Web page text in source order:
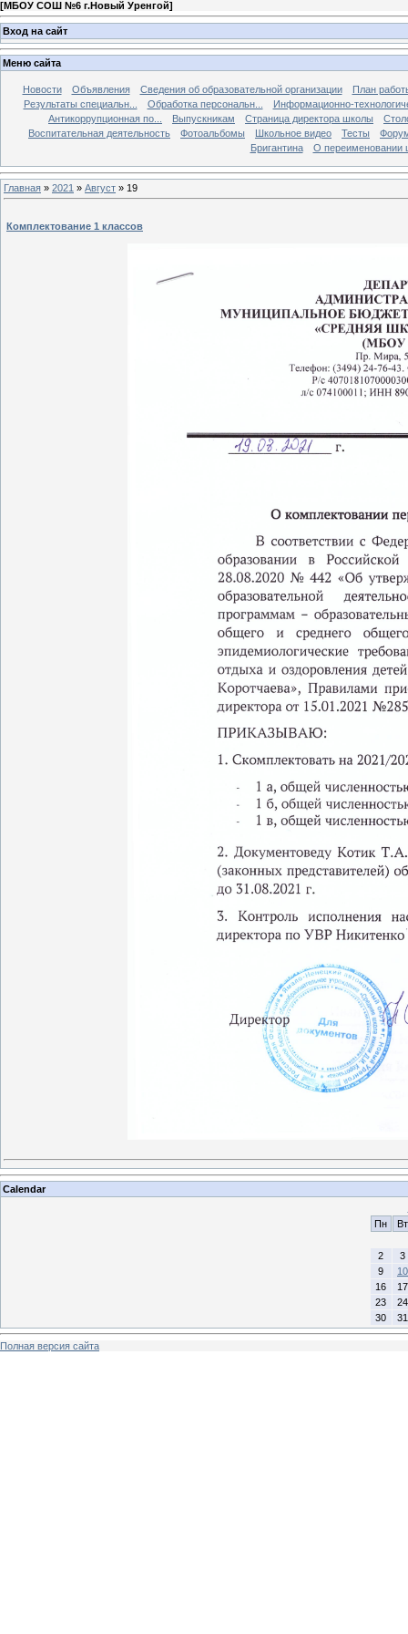
[МБОУ СОШ №6 г.Новый Уренгой]
Вход на сайт
Меню сайта
Новости Объявления Сведения об образовательной организации
План
Результаты специальн...
Обработка персональн...
Информационно-
Антикоррупционная по...
Выпускникам Страница директора школы
Воспитательная деятельность
Фотоальбомы Школьное видео Тесты
Бригантина
О переименовании
Главная » 2021 » Август » 19
Комплектование 1 классов
Calendar
Пн
Вт
2
3
9
10
16
17
23
24
30
31
Полная версия сайта